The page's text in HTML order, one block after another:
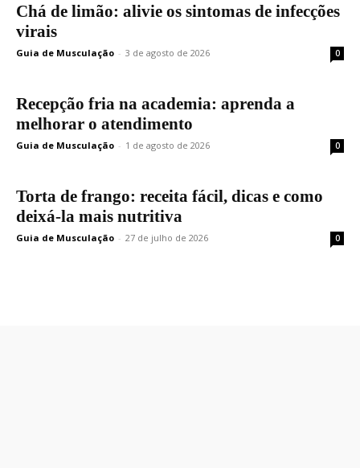
Chá de limão: alivie os sintomas de infecções
virais
Guia de Musculação - 3 de agosto de 2026 0
Recepção fria na academia: aprenda a
melhorar o atendimento
Guia de Musculação - 1 de agosto de 2026 0
Torta de frango: receita fácil, dicas e como
deixá-la mais nutritiva
Guia de Musculação - 27 de julho de 2026 0